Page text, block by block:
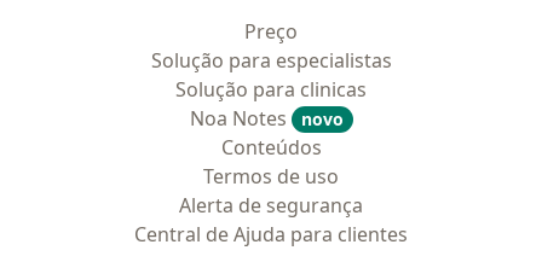
Preço
Solução para especialistas
Solução para clinicas
Noa Notes
novo
Conteúdos
Termos de uso
Alerta de segurança
Central de Ajuda para clientes